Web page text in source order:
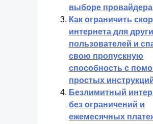
выборе провайдера
Как ограничить
интернета для
пользователей и
свою пропускную
способность с
простых
Безлимитный
без ограничений и
ежемесячных